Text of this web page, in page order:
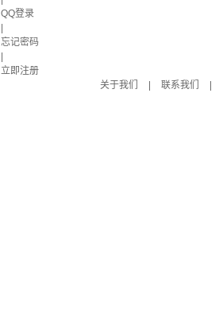
QQ登录
忘记密码
立即注册
关于我们
联系我们